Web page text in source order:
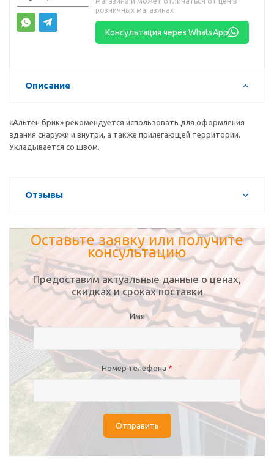
розничных магазинах
Консультация через WhatsApp
Описание
«Альтен брик» рекомендуется использовать для оформления
здания снаружи и внутри, а также прилегающей территории.
Укладывается со швом.
Отзывы
Оставьте заявку или получите
консультацию
Предоставим актуальные данные о ценах,
скидках и сроках поставки
Имя
Номер телефона *
Отправить